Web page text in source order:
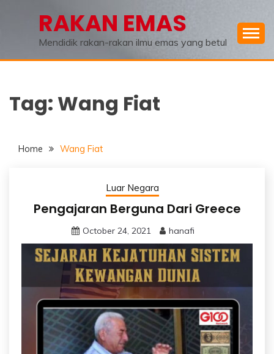
RAKAN EMAS
Mendidik rakan-rakan ilmu emas yang betul
Tag: Wang Fiat
Home Wang Fiat
Luar Negara
Pengajaran Berguna Dari Greece
October 24, 2021 hanafi